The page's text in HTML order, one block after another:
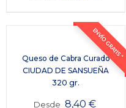
ENVÍO GRATIS *
Queso de Cabra Curado
CIUDAD DE SANSUEÑA
320 gr.
Desde 8,40 €